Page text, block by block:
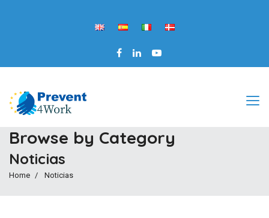
Browse by Category
Noticias
Home Noticias